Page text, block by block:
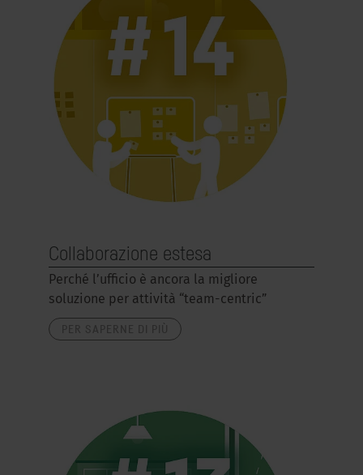
Collaborazione estesa
Perché l’ufficio è ancora la migliore
soluzione per attività “team-centric”